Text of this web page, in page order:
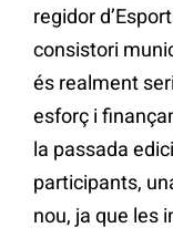
regidor
consistori
és realment
esforç i
la passada
participants,
nou, ja que les